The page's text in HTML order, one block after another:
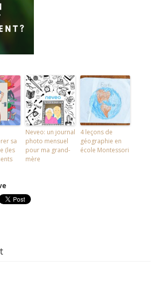
sa
(les
Neveo: un journal
photo mensuel
pour ma grand-
mère
4 leçons de
géographie en
école Montessori